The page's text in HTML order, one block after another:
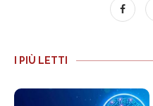
I PIÙ LETTI